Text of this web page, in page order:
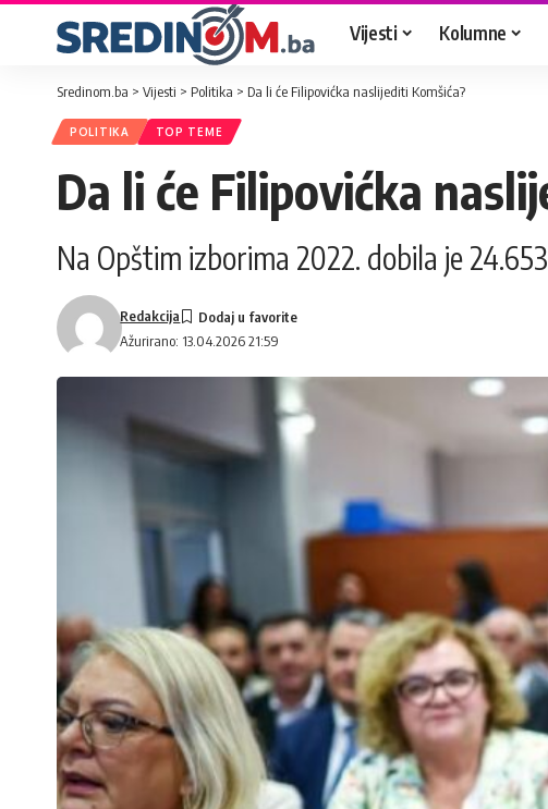
Vijesti Kolumne
Sredinom.ba > Vijesti > Politika > Da li će Filipovićka naslijediti Komšića?
POLITIKA TOP TEME
Da li će Filipovićka
Na Opštim izborima 2022. dobila je
Ažurirano: 13.04.2026 21:59
Redakcija